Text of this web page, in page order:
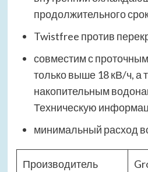
продолжительного
Twistfree против
совместим с
только выше 18 кВ/ч, а
накопительным
Техническую
минимальный расход
Производитель